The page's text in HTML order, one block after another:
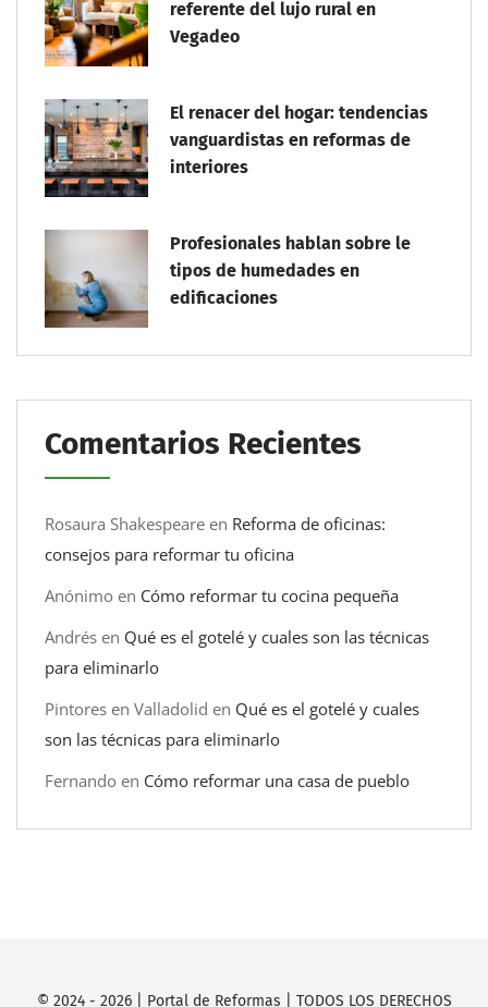
referente del lujo rural en
Vegadeo
El renacer del hogar: tendencias
vanguardistas en reformas de
interiores
Profesionales hablan sobre le
tipos de humedades en
edificaciones
Comentarios Recientes
Rosaura Shakespeare en Reforma de oficinas:
consejos para reformar tu oficina
Anónimo en Cómo reformar tu cocina pequeña
Andrés en Qué es el gotelé y cuales son las técnicas
para eliminarlo
Pintores en Valladolid en Qué es el gotelé y cuales
son las técnicas para eliminarlo
Fernando en Cómo reformar una casa de pueblo
© 2024 - 2026| Portal de Reformas | TODOS LOS DERECHOS